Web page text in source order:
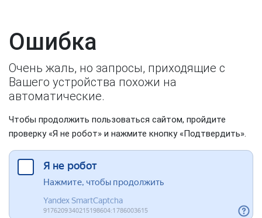
Ошибка
Очень жаль, но запросы, приходящие с
Вашего устройства похожи на
автоматические.
Чтобы продолжить пользоваться сайтом, пройдите
проверку «Я не робот» и нажмите кнопку «Подтвердить».